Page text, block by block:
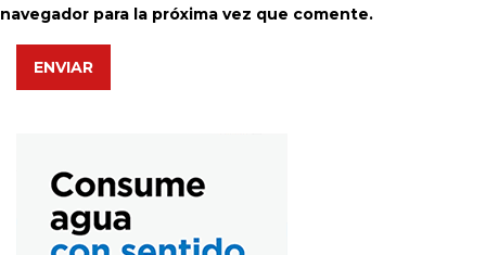
navegador para la próxima vez que comente.
ENVIAR